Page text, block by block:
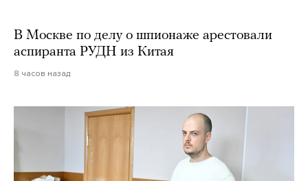
В Москве по делу о шпионаже арестовали
аспиранта РУДН из Китая
8 часов назад